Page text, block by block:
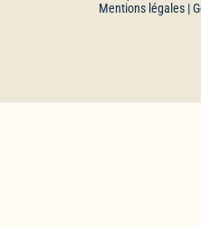
Mentions légales |